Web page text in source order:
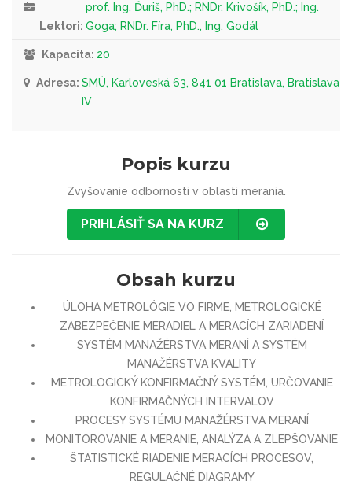
Lektori:
prof. Ing. Ďuriš, PhD.; RNDr. Krivošík, PhD.; Ing.
Goga; RNDr. Fíra, PhD., Ing. Godál
Kapacita: 20
Adresa: SMÚ, Karloveská 63, 841 01 Bratislava, Bratislava
IV
Popis kurzu
Zvyšovanie odbornosti v oblasti merania.
PRIHLÁSIŤ SA NA KURZ
Obsah kurzu
ÚLOHA METROLÓGIE VO FIRME, METROLOGICKÉ
ZABEZPEČENIE MERADIEL A MERACÍCH ZARIADENÍ
SYSTÉM MANAŽÉRSTVA MERANÍ A SYSTÉM
MANAŽÉRSTVA KVALITY
METROLOGICKÝ KONFIRMAČNÝ SYSTÉM, URČOVANIE
KONFIRMAČNÝCH INTERVALOV
PROCESY SYSTÉMU MANAŽÉRSTVA MERANÍ
MONITOROVANIE A MERANIE, ANALÝZA A ZLEPŠOVANIE
ŠTATISTICKÉ RIADENIE MERACÍCH PROCESOV,
REGULAČNÉ DIAGRAMY